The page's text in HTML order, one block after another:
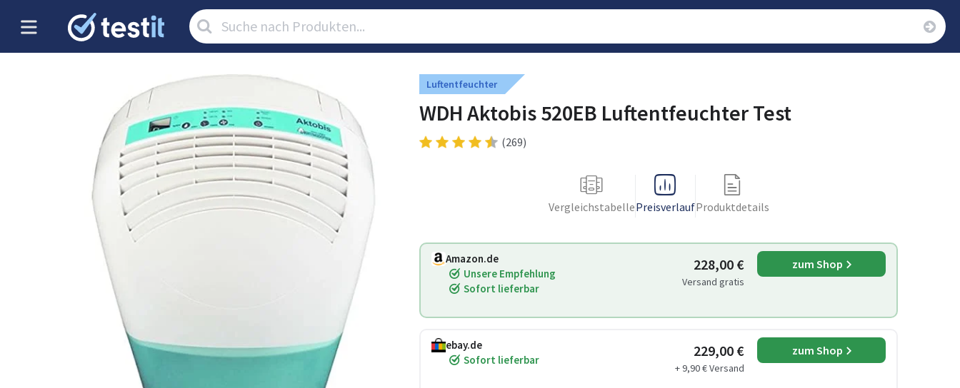
Artikel
suchen:
Luftentfeuchter
WDH Aktobis 520EB Luftentfeuchter Test
(269)
VergleichstabellePreisverlaufProduktdetails
Amazon.de
Unsere Empfehlung
Sofort lieferbar
228,00 €
Versand gratis
zum Shop
ebay.de
Sofort lieferbar
229,00 €
+ 9,90 € Versand
zum Shop